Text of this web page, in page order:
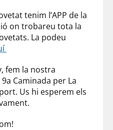
tenim l’APP de la
on trobareu tota la
La podeu
fem la nostra
Caminada per La
Us hi esperem els